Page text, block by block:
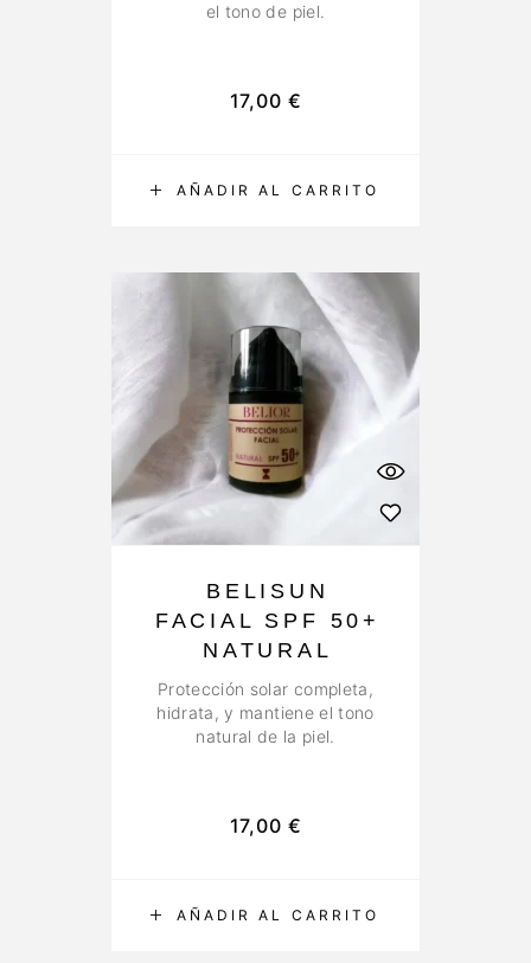
AÑADIR AL CARRITO
el tono de piel.
17,00 €
AÑADIR AL CARRITO
BELISUN
FACIAL SPF 50+
NATURAL
Protección solar completa,
hidrata, y mantiene el tono
natural de la piel.
17,00 €